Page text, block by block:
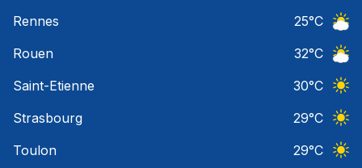
Rennes
25°C
Rouen
32°C
Saint-Etienne
30°C
Strasbourg
29°C
Toulon
29°C